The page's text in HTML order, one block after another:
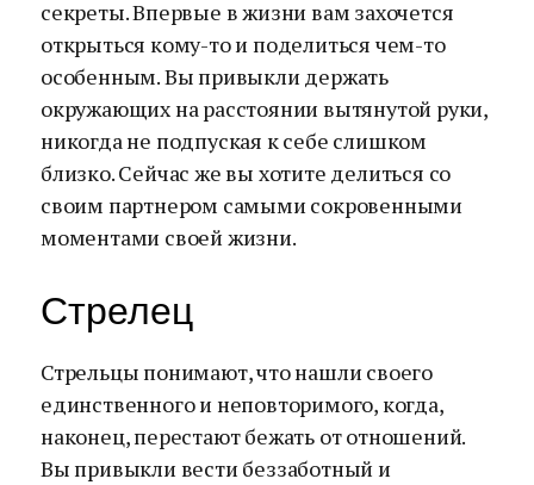
секреты. Впервые в жизни вам захочется
открыться кому-то и поделиться чем-то
особенным. Вы привыкли держать
окружающих на расстоянии вытянутой руки,
никогда не подпуская к себе слишком
близко. Сейчас же вы хотите делиться со
своим партнером самыми сокровенными
моментами своей жизни.
Стрелец
Стрельцы понимают, что нашли своего
единственного и неповторимого, когда,
наконец, перестают бежать от отношений.
Вы привыкли вести беззаботный и